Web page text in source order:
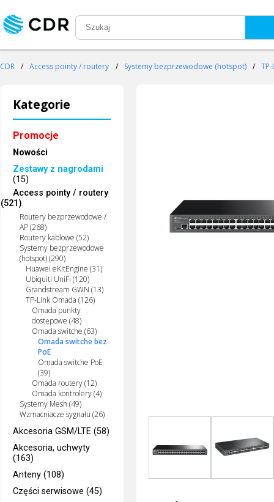
CDR / Access pointy / routery / Systemy bezprzewodowe (hotspot) /
Kategorie
Promocje
Nowości
Zestawy z nagrodami
(15)
Access pointy / routery
(521)
Routery bezprzewodowe /
AP (268)
Routery kablowe (52)
Systemy bezprzewodowe
(hotspot) (290)
Huawei eKitEngine (31)
Ubiquiti UniFi (120)
Grandstream GWN (13)
TP-Link Omada (126)
Omada punkty
dostępowe (48)
Omada switche (63)
Omada switche bez
PoE
Omada switche PoE
(39)
Omada routery (12)
Omada kontrolery (4)
Systemy Mesh (49)
Wzmacniacze sygnału (26)
Akcesoria GSM/LTE (58)
Akcesoria, uchwyty
(163)
Anteny (108)
Części serwisowe (45)